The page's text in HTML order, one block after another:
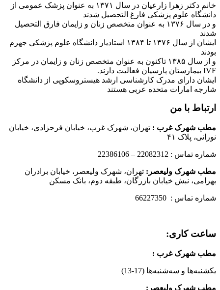
خانم دکتر زهرا زارعیان در سال ۱۳۷۱ به عنوان پزشک عمومی از
دانشگاه علوم پزشکی فارغ التحصیل شدند
و در سال ۱۳۷۶ به عنوان متخصص زنان و زایمان فارق التحصیل
شدند
ایشان از سال ۱۳۷۶ تا ۱۳۸۴ استادیار دانشگاه علوم پزشکی جهرم
بودند
و از سال ۱۳۸۵ تاکنون به عنوان متخصص زنان و زایمان در مرکز
IVF بیمارستان پارسیان فعالیت دارند.
ایشان دارای مدرک کارشناسی ارشد هیستروسکوپی از دانشگاه
شارجه امارات متحده عربی هستند
ارتباط با من
مطب شهرک غرب : تهران، شهرک غرب، خیابان فرحزادی، خیابان
نورانی، پلاک ۴۱
شماره تماس : 22082312 – 22386106
مطب شهرک ولیعصر: تهران، شهرک ولیعصر، خیابان برادران
بهرامی، نبش خیابان بازرگان، طبقه دوم، بانک مسکن
شماره تماس : 66227350
ساعت کاری:
مطب شهرک غرب :
یکشنبه‌ها و سه‌شنبه‌ها (17-13)
مطب شهرک ولیعصر: